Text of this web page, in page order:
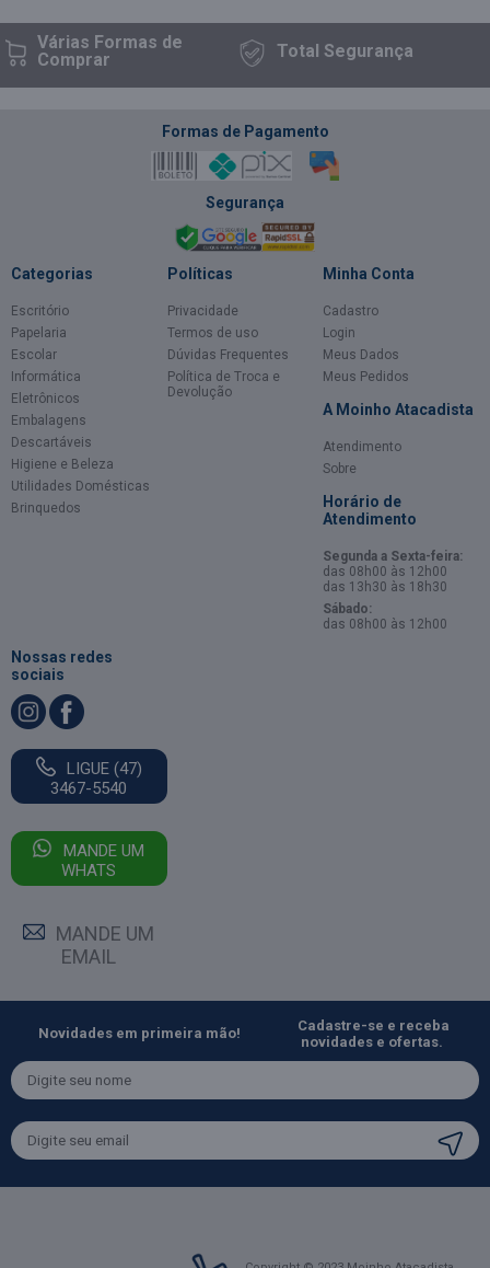
Várias Formasde
Comprar
TotalSegurança
Formas de Pagamento
Segurança
Categorias
Escritório
Papelaria
Escolar
Informática
Eletrônicos
Embalagens
Descartáveis
Higiene e Beleza
Utilidades Domésticas
Brinquedos
Políticas
Privacidade
Termos de uso
Dúvidas Frequentes
Política de Troca e
Devolução
Minha Conta
Cadastro
Login
Meus Dados
Meus Pedidos
A Moinho Atacadista
Atendimento
Sobre
Horário de
Atendimento
Segunda a Sexta-feira:
das 08h00 às 12h00
das 13h30 às 18h30
Sábado:
das 08h00 às 12h00
Nossas redes
sociais
LIGUE (47)
3467-5540
MANDE UM
WHATS
MANDE UM
EMAIL
Novidades em primeira mão!
Cadastre-se e receba
novidades e ofertas.